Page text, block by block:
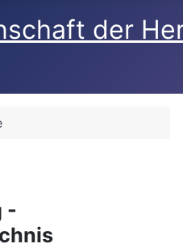
der
-